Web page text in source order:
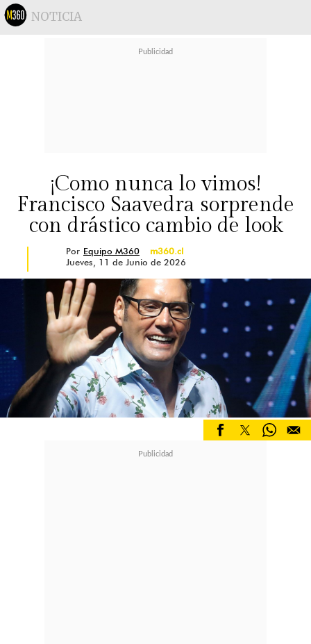
NOTICIA
¡Como nunca lo vimos!
Francisco Saavedra sorprende
con drástico cambio de look
Por Equipo M360
m360.cl
Jueves, 11 de Junio de 2026